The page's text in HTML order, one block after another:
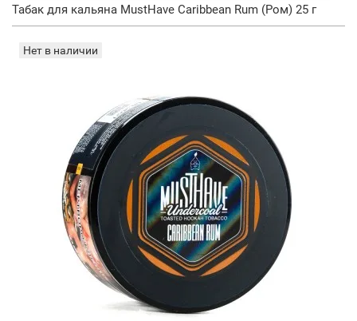
Табак для кальяна MustHave Caribbean Rum (Ром) 25 г
Нет в наличии